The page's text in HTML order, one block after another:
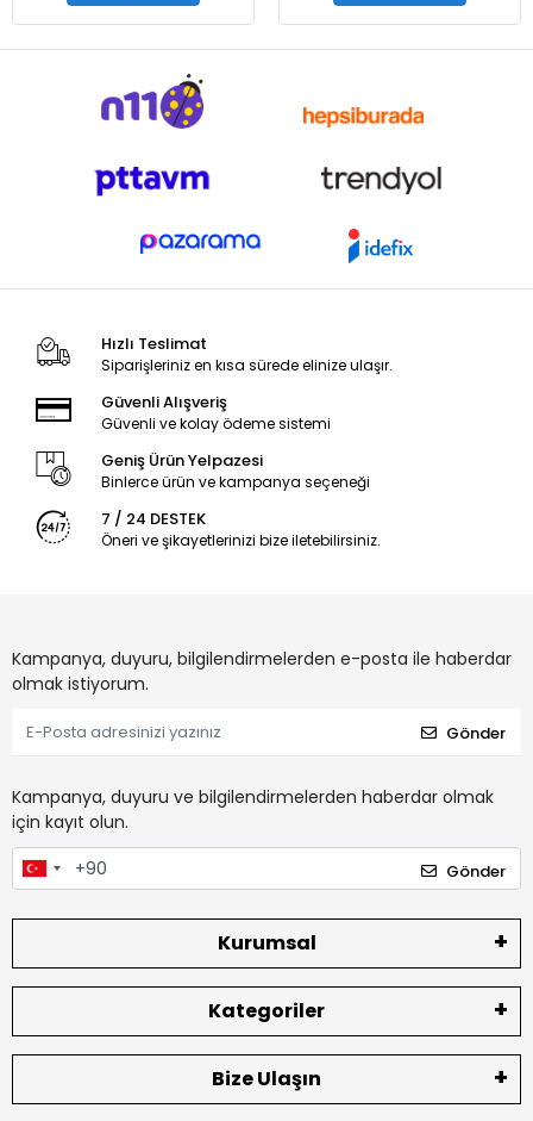
Hızlı Teslimat
Siparişleriniz en kısa sürede elinize ulaşır.
Güvenli Alışveriş
Güvenli ve kolay ödeme sistemi
Geniş Ürün Yelpazesi
Binlerce ürün ve kampanya seçeneği
7 / 24 DESTEK
Öneri ve şikayetlerinizi bize iletebilirsiniz.
Kampanya, duyuru, bilgilendirmelerden e-posta ile haberdar
olmak istiyorum.
Gönder
Kampanya, duyuru ve bilgilendirmelerden haberdar olmak
için kayıt olun.
Gönder
Kurumsal
Kategoriler
Bize Ulaşın